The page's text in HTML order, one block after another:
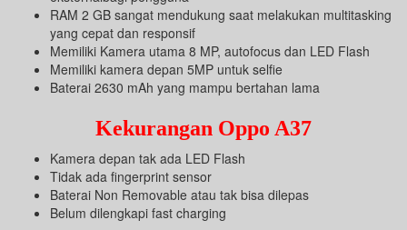
RAM 2 GB sangat mendukung saat melakukan multitasking
yang cepat dan responsif
Memiliki Kamera utama 8 MP, autofocus dan LED Flash
Memiliki kamera depan 5MP untuk selfie
Baterai 2630 mAh yang mampu bertahan lama
Kekurangan Oppo A37
Kamera depan tak ada LED Flash
Tidak ada fingerprint sensor
Baterai Non Removable atau tak bisa dilepas
Belum dilengkapi fast charging